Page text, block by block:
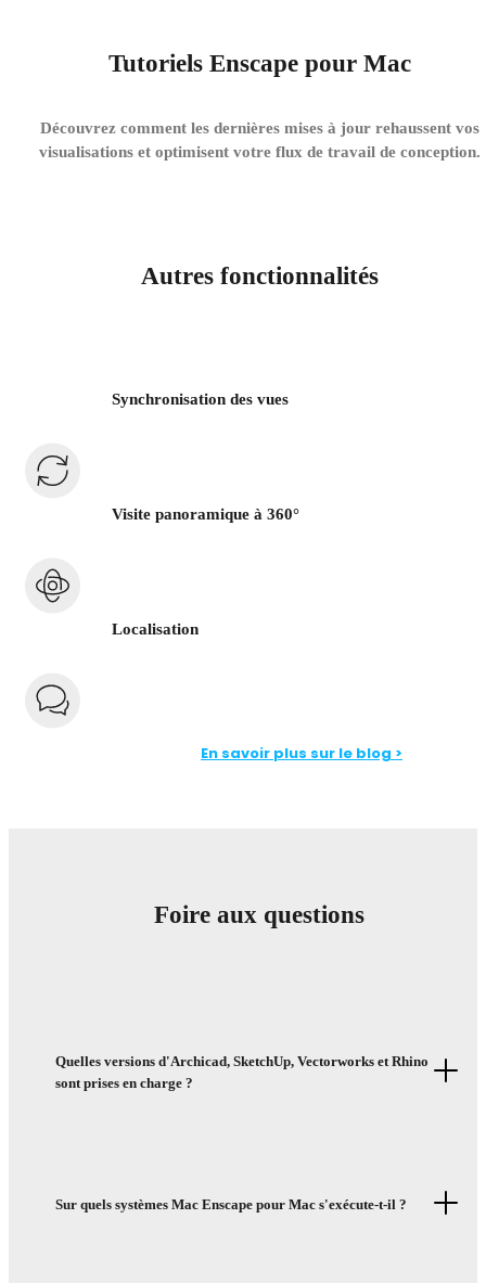
Tutoriels Enscape pour Mac
Découvrez comment les dernières mises à jour rehaussent vos
visualisations et optimisent votre flux de travail de conception.
Autres fonctionnalités
Synchronisation des vues
Visite panoramique à 360°
Localisation
En savoir plus sur le blog >
Foire aux questions
Quelles versions d'Archicad, SketchUp, Vectorworks et Rhino
sont prises en charge ?
Sur quels systèmes Mac Enscape pour Mac s'exécute-t-il ?